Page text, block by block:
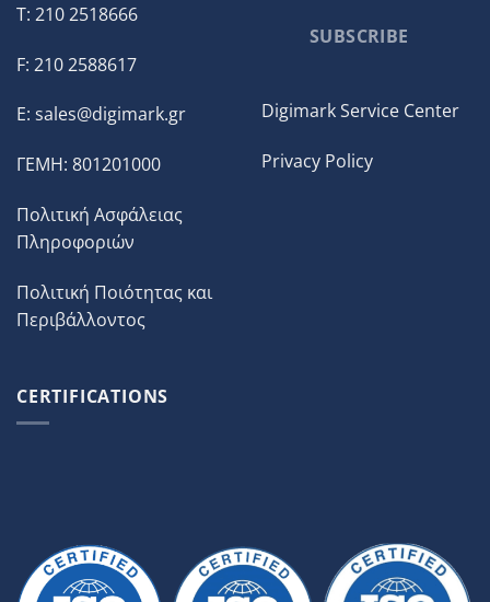
T: 210 2518666
F: 210 2588617
E: sales@digimark.gr
ΓΕΜΗ: 801201000
Πολιτική Ασφάλειας
Πληροφοριών
Πολιτική Ποιότητας και
Περιβάλλοντος
SUBSCRIBE
Digimark Service Center
Privacy Policy
CERTIFICATIONS